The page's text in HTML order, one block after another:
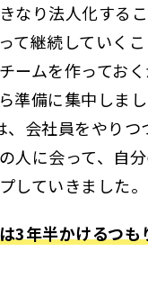
なり法人化する
て継続していく
ームを作っておく
準備に集中しまし
、会社員をやりつ
人に会って、自
していきました。
3年半かけるつも